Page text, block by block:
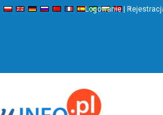
›
Logowanie |